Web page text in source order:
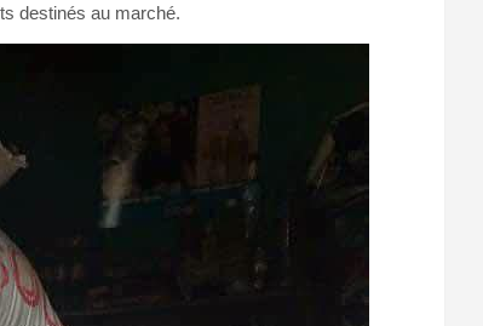
destinés au marché.